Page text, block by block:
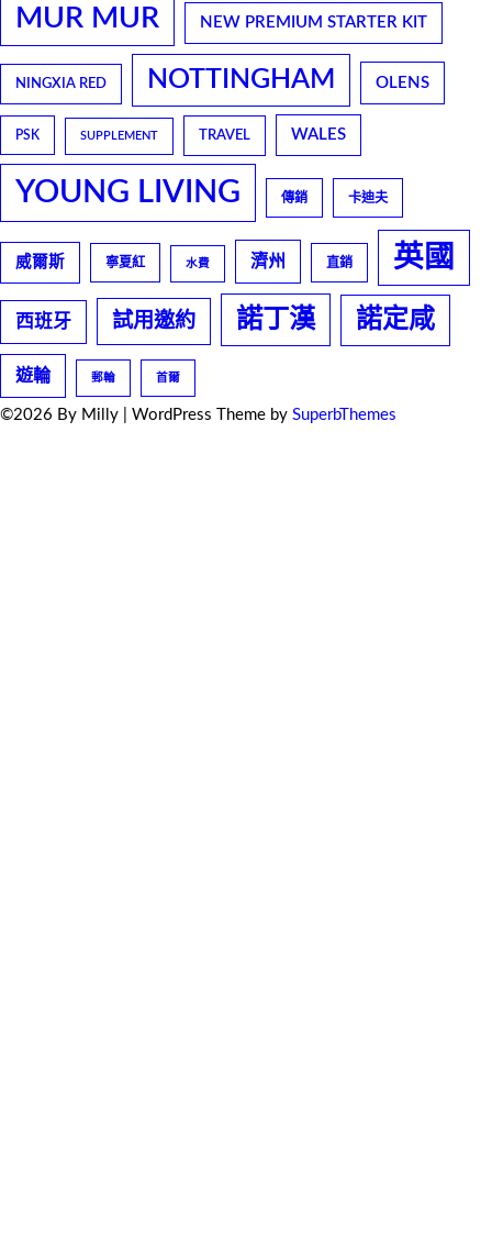
MUR MUR NEW PREMIUM STARTER KIT
NINGXIA RED NOTTINGHAM OLENS
PSK SUPPLEMENT TRAVEL WALES
YOUNG LIVING 傳銷 卡迪夫
威爾斯 寧夏紅 水費 濟州 直銷 英國
西班牙 試用邀約 諾丁漢 諾定咸
遊輪 郵輪 首爾
©2026 By Milly | WordPress Theme by SuperbThemes